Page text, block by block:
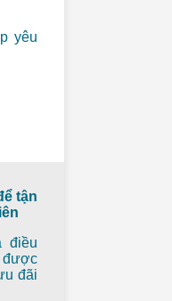
yêu
tận
điều
được
đãi